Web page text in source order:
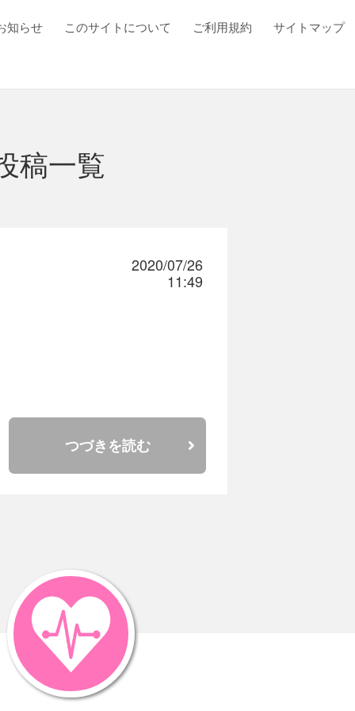
知らせ このサイトについて ご利用規約 サイトマップ
稿一覧
2020/07/26
11:49
つづきを読む